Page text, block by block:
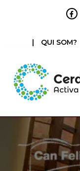
|
QUI SOM?